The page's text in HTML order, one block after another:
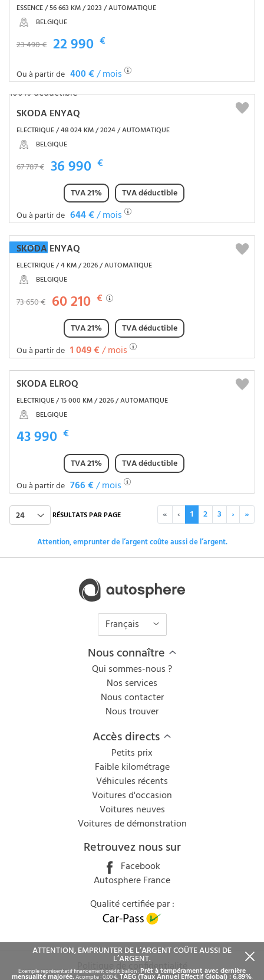
ESSENCE / 56 663 KM / 2023 / AUTOMATIQUE
BELGIQUE
23 490 € 22 990 €
Ou à partir de 400 €/ mois
SKODA ENYAQ
ELECTRIQUE / 48 024 KM / 2024 / AUTOMATIQUE
BELGIQUE
67 787 € 36 990 €
TVA 21%
TVA déductible
Ou à partir de 644 €/ mois
NEUF
SKODA ENYAQ
ELECTRIQUE / 4 KM / 2026 / AUTOMATIQUE
BELGIQUE
73 650 € 60 210 €
TVA 21%
TVA déductible
Ou à partir de 1 049 €/ mois
SKODA ELROQ
ELECTRIQUE / 15 000 KM / 2026 / AUTOMATIQUE
BELGIQUE
43 990 €
TVA 21%
TVA déductible
Ou à partir de 766 €/ mois
24 RÉSULTATS PAR PAGE « ‹ 1 2 3 › »
Attention, emprunter de l’argent coûte aussi de l’argent.
ATTENTION, EMPRUNTER DE L’ARGENT COÛTE AUSSI DE
L’ARGENT.
Exemple représentatif financement crédit ballon :Prêt à tempérament avec dernière
mensualité majorée.Acompte : 0,00 €.TAEG (Taux Annuel Effectif Global) : 6.89%.
Français
Nous connaître
Qui sommes-nous ?
Nos services
Nous contacter
Nous trouver
Accès directs
Petits prix
Faible kilométrage
Véhicules récents
Voitures d'occasion
Voitures neuves
Voitures de démonstration
Retrouvez nous sur
Facebook
Autosphere France
Qualité certifiée par :
Politique de confidentialité